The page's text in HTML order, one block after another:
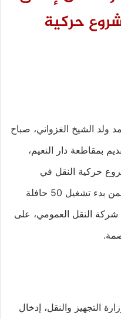
حركية
ولد الشيخ الغزواني، صباح
بمقاطعة دار النعيم،
حركية النقل في
نواكشوط في أفق 2026، التي تتضمن بدء تشغيل 50 حافلة
النقل العمومي، على
التجهيز والنقل، إدخال